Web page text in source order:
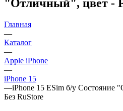
"Отличный", цвет -
Главная
—
Каталог
—
Apple iPhone
—
iPhone 15
—iPhone 15 ESim б/у Состояние
Без RuStore